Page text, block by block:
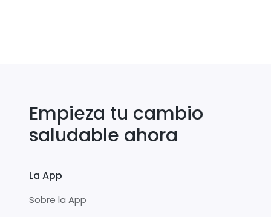
Empieza tu cambio
saludable ahora
La App
Sobre la App